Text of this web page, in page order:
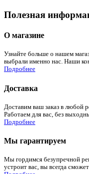
Полезная
О магазине
Узнайте больше о нашем
выбрали именно нас. Наши
Подробнее
Доставка
Доставим ваш заказ в любой
Работаем для вас, без
Подробнее
Мы гарантируем
Мы гордимся безупречной
устроит вас, вы всегда